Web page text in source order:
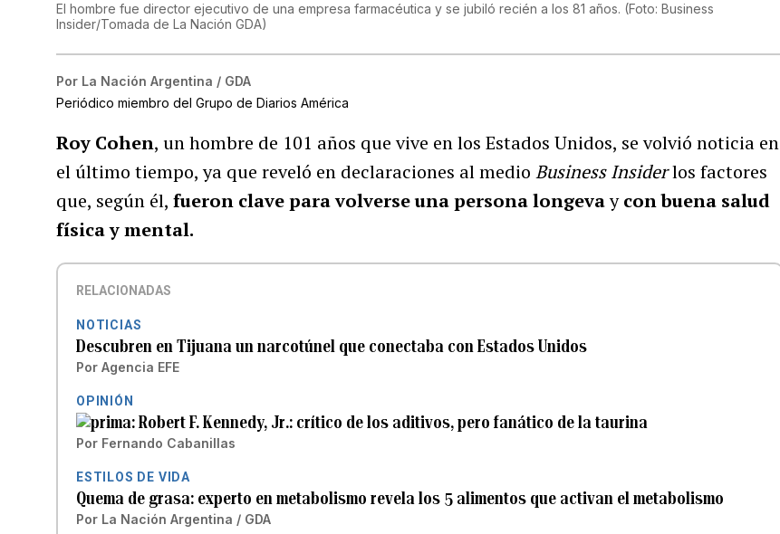
El hombre fue director ejecutivo de una empresa farmacéutica y se jubiló recién a los 81 años. (Foto: Business
Insider/Tomada de La Nación GDA)
Por La Nación Argentina / GDA
Periódico miembro del Grupo de Diarios América
Roy Cohen, un hombre de 101 años que vive en los Estados Unidos, se volvió noticia en
el último tiempo, ya que reveló en declaraciones al medioBusiness Insiderlos factores
que, según él,fueron clave para volverse una persona longevaycon buena salud
física y mental.
RELACIONADAS
NOTICIAS
Descubren en Tijuana un narcotúnel que conectaba con Estados Unidos
Por Agencia EFE
OPINIÓN
Robert F. Kennedy, Jr.: crítico de los aditivos, pero fanático de la taurina
Por Fernando Cabanillas
ESTILOS DE VIDA
Quema de grasa: experto en metabolismo revela los 5 alimentos que activan el metabolismo
Por La Nación Argentina / GDA